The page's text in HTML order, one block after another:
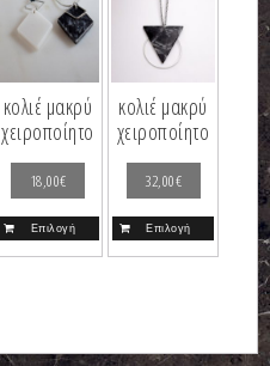
κολιέ μακρύ
χειροποίητο
18,00€
Επιλογή
κολιέ μακρύ
χειροποίητο
32,00€
Επιλογή